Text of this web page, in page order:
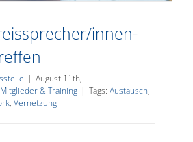
innen-
| August 11th,
Mitglieder & Training | Tags: Austausch,
, Vernetzung